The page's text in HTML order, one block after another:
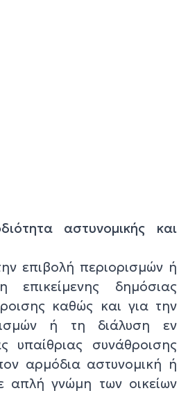
αστυνομικής και
επιβολή περιορισμών ή
επικείμενης δημόσιας
καθώς και για την
ή τη διάλυση εν
υπαίθριας συνάθροισης
αρμόδια αστυνομική ή
απλή γνώμη των οικείων